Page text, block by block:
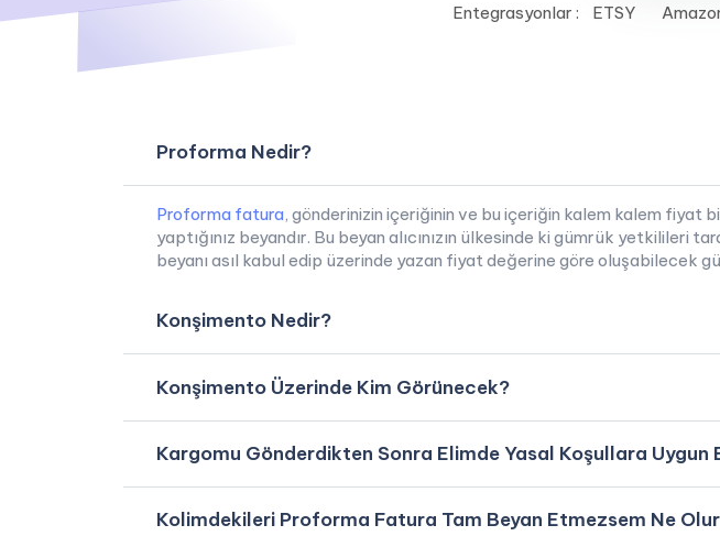
Entegrasyonlar : ETSY
Proforma Nedir?
Proforma fatura, gönderinizin içeriğinin ve bu içeriğin kalem kalem fiyat
yaptığınız beyandır. Bu beyan alıcınızın ülkesinde ki gümrük
beyanı asıl kabul edip üzerinde yazan fiyat değerine göre oluşabilecek
Konşimento Nedir?
Konşimento Üzerinde Kim Görünecek?
Kargomu Gönderdikten Sonra Elimde Yasal Koşullara Uygun
Kolimdekileri Proforma Fatura Tam Beyan Etmezsem Ne